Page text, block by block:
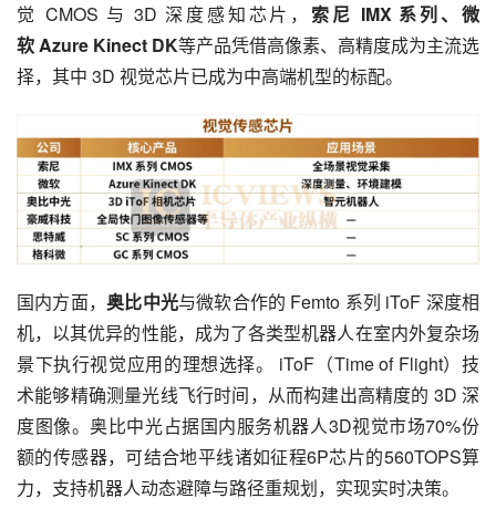
觉 CMOS 与 3D 深度感知芯片， 索尼 IMX 系列、微
软 Azure Kinect DK等产品凭借高像素、高精度成为主流选
择，其中 3D 视觉芯片已成为中高端机型的标配。
国内方面， 奥比中光与微软合作的 Femto 系列 iToF 深度相
机，以其优异的性能，成为了各类型机器人在室内外复杂场
景下执行视觉应用的理想选择。 iToF（Time of Flight）技
术能够精确测量光线飞行时间，从而构建出高精度的 3D 深
度图像。奥比中光占据国内服务机器人3D视觉市场70%份
额的传感器，可结合地平线诸如征程6P芯片的560TOPS算
力，支持机器人动态避障与路径重规划，实现实时决策。